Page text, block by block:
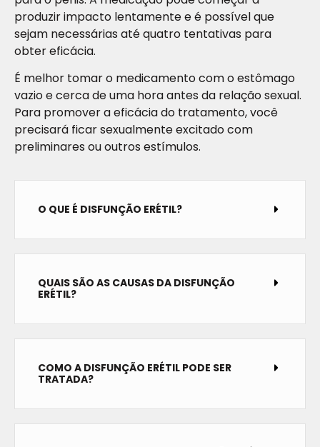
produzir impacto lentamente e é possível que
sejam necessárias até quatro tentativas para
obter eficácia.
É melhor tomar o medicamento com o estômago
vazio e cerca de uma hora antes da relação sexual.
Para promover a eficácia do tratamento, você
precisará ficar sexualmente excitado com
preliminares ou outros estímulos.
O QUE É DISFUNÇÃO ERÉTIL?
QUAIS SÃO AS CAUSAS DA DISFUNÇÃO
ERÉTIL?
COMO A DISFUNÇÃO ERÉTIL PODE SER
TRATADA?